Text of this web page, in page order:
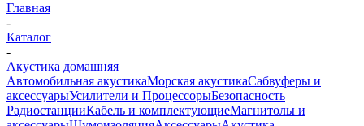
Главная
-
Каталог
-
Акустика домашняя
Автомобильная акустикаМорская акустикаСабвуферы и
аксессуарыУсилители и ПроцессорыБезопасность
РадиостанцииКабель и комплектующиеМагнитолы и